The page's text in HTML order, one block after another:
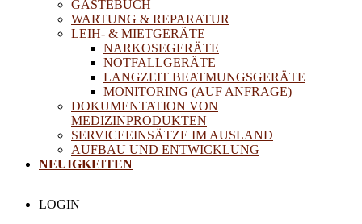
GÄSTEBUCH
WARTUNG & REPARATUR
LEIH- & MIETGERÄTE
NARKOSEGERÄTE
NOTFALLGERÄTE
LANGZEIT BEATMUNGSGERÄTE
MONITORING (AUF ANFRAGE)
DOKUMENTATION VON
MEDIZINPRODUKTEN
SERVICEEINSÄTZE IM AUSLAND
AUFBAU UND ENTWICKLUNG
NEUIGKEITEN
LOGIN